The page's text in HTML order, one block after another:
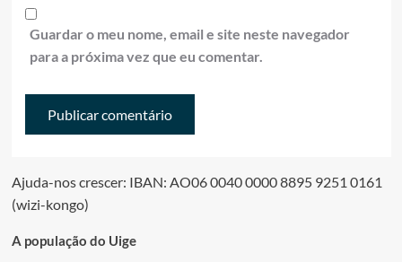
Guardar o meu nome, email e site neste navegador
para a próxima vez que eu comentar.
Ajuda-nos crescer: IBAN: AO06 0040 0000 8895 9251 0161
(wizi-kongo)
A população do Uige